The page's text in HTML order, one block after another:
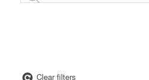
Clear filters